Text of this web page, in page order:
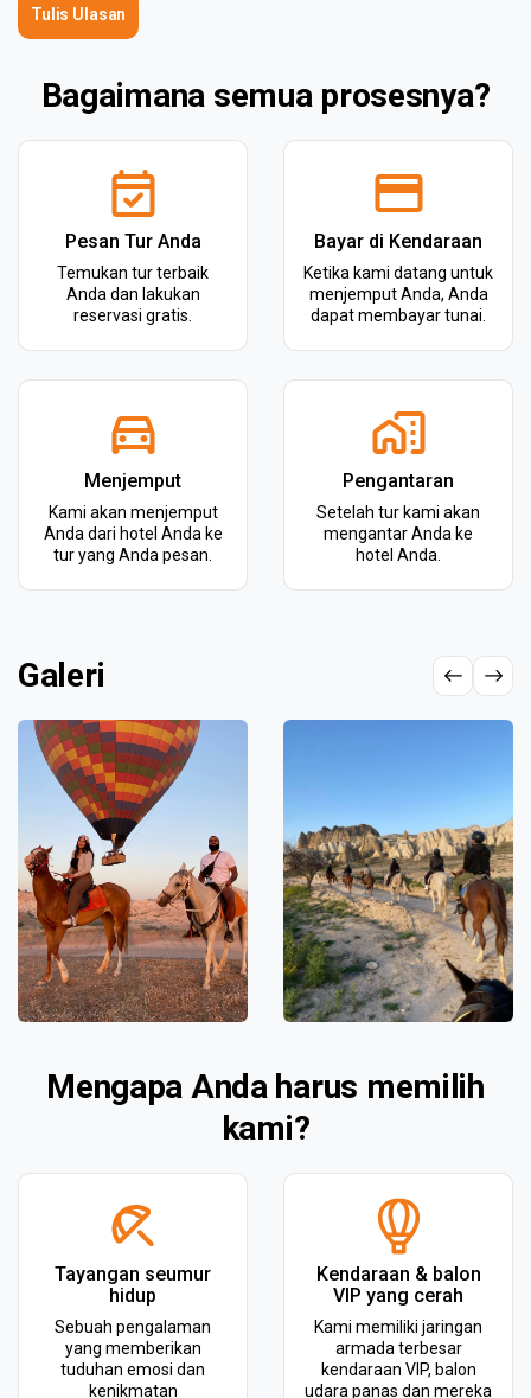
Tulis Ulasan
Bagaimana semua prosesnya?
Pesan Tur Anda
Temukan tur terbaik
Anda dan lakukan
reservasi gratis.
Bayar di Kendaraan
Ketika kami datang untuk
menjemput Anda, Anda
dapat membayar tunai.
Menjemput
Kami akan menjemput
Anda dari hotel Anda ke
tur yang Anda pesan.
Pengantaran
Setelah tur kami akan
mengantar Anda ke
hotel Anda.
Galeri
Mengapa Anda harus memilih
kami?
Tayangan seumur
hidup
Sebuah pengalaman
yang memberikan
tuduhan emosi dan
kenikmatan
Kendaraan & balon
VIP yang cerah
Kami memiliki jaringan
armada terbesar
kendaraan VIP, balon
udara panas dan mereka